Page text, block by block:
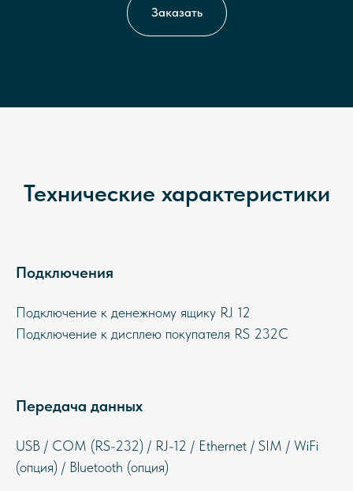
Заказать
Технические характеристики
Подключения
Подключение к денежному ящику RJ 12
Подключение к дисплею покупателя RS 232C
Передача данных
USB / COM (RS-232) / RJ-12 / Ethernet / SIM / WiFi
(опция) / Bluetooth (опция)